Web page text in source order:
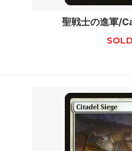
聖戦士の進軍/